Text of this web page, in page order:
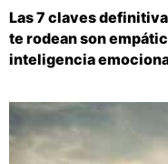
Las 7 claves
te rodean son
inteligencia